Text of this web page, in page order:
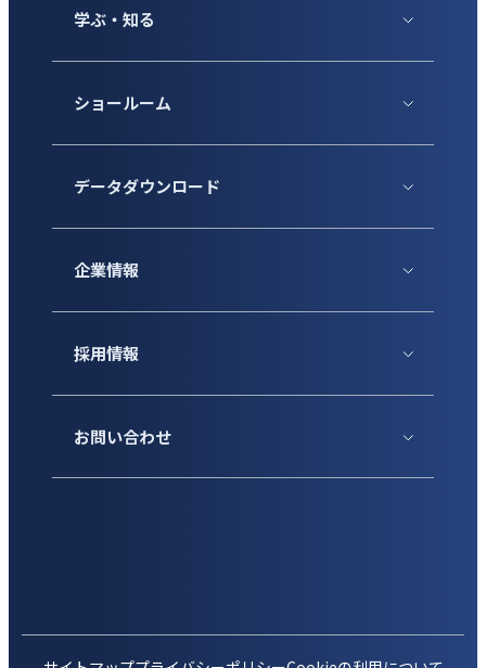
学ぶ・知る
ショールーム
データダウンロード
企業情報
採用情報
お問い合わせ